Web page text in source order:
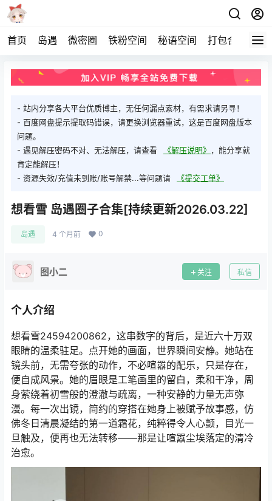
首页 岛遇 微密圈 铁粉空间 秘语空间 打包合集 关
- 站内分享各大平台优质博主，无任何漏点素材，有需求请另寻！
- 百度网盘提示提取码错误，请更换浏览器重试，这是百度网盘版本
问题。
- 遇见解压密码不对、无法解压，请查看
《解压说明》 ，能分享就
肯定能解压！
- 资源失效/充值未到账/账号解禁...等问题请
《提交工单》
想看雪 岛遇圈子合集[持续更新2026.03.22]
岛遇 4 个月前 0
图小二 关注 私信
个人介绍
想看雪24594200862，这串数字的背后，是近六十万双
眼睛的温柔驻足。点开她的画面，世界瞬间安静。她站在
镜头前，无需夸张的动作，不必喧嚣的配乐，只是存在，
便自成风景。她的眉眼是工笔画里的留白，柔和干净，周
身萦绕着初雪般的澄澈与疏离，一种安静的力量无声弥
漫。每一次出镜，简约的穿搭在她身上被赋予故事感，仿
佛冬日清晨凝结的第一道霜花，纯粹得令人心颤，目光一
旦触及，便再也无法转移——那是让喧嚣尘埃落定的清冷
治愈。